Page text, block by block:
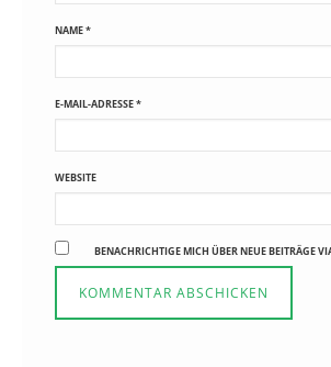
NAME*
E-MAIL-ADRESSE*
WEBSITE
BENACHRICHTIGE MICH ÜBER NEUE BEITRÄGE